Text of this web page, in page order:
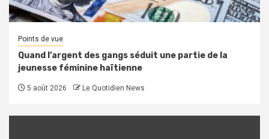
Points de vue
Quand l’argent des gangs séduit une partie de la
jeunesse féminine haïtienne
5 août 2026 Le Quotidien News